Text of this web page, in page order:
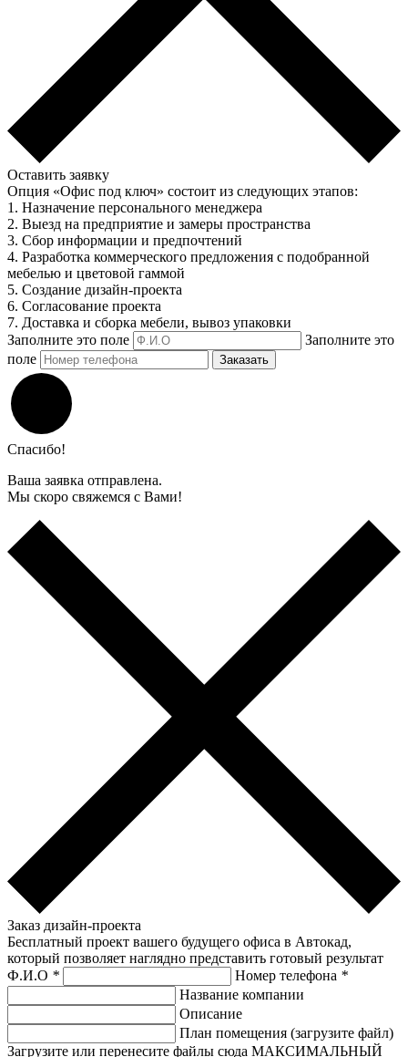
Оставить заявку
Опция «Офис под ключ» состоит из следующих этапов:
1. Назначение персонального менеджера
2. Выезд на предприятие и замеры пространства
3. Сбор информации и предпочтений
4. Разработка коммерческого предложения с подобранной
мебелью и цветовой гаммой
5. Создание дизайн-проекта
6. Согласование проекта
7. Доставка и сборка мебели, вывоз упаковки
Заполните это поле
Заполните это
поле
Заказать
Спасибо!
Ваша заявка отправлена.
Мы скоро свяжемся с Вами!
Заказ дизайн-проекта
Бесплатный проект вашего будущего офиса в Автокад,
который позволяет наглядно представить готовый результат
Ф.И.О * Номер телефона *
Название компании
Описание
План помещения (загрузите файл)
Загрузите или перенесите файлы сюда МАКСИМАЛЬНЫЙ